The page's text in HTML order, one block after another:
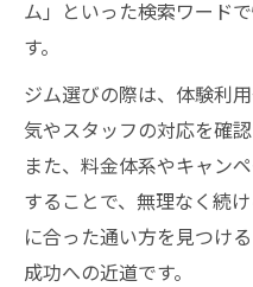
ム」といった検索ワード
す。
ジム選びの際は、体験利
気やスタッフの対応を確認
また、料金体系やキャン
することで、無理なく続
に合った通い方を見つけ
成功への近道です。